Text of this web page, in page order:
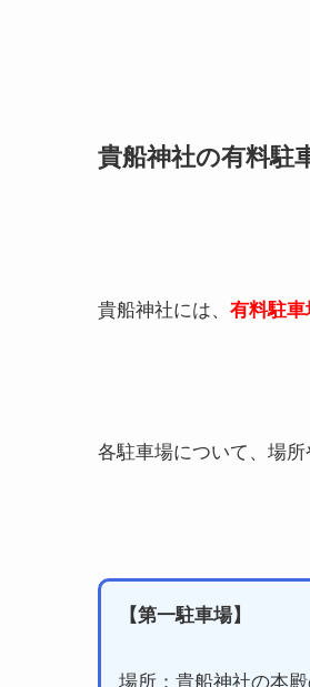
貴船神社の有料駐
貴船神社には、 有料駐
各駐車場について、場
【第一駐車場】
場所：貴船神社の本